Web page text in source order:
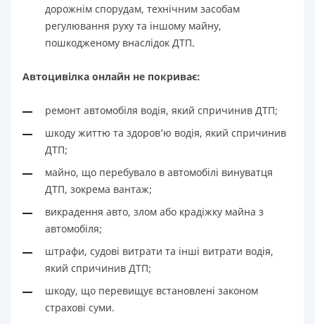
дорожнім спорудам, технічним засобам
регулювання руху та іншому майну,
пошкодженому внаслідок ДТП.
Автоцивілка онлайн не покриває:
ремонт автомобіля водія, який спричинив ДТП;
шкоду життю та здоров’ю водія, який спричинив
ДТП;
майно, що перебувало в автомобілі винуватця
ДТП, зокрема вантаж;
викрадення авто, злом або крадіжку майна з
автомобіля;
штрафи, судові витрати та інші витрати водія,
який спричинив ДТП;
шкоду, що перевищує встановлені законом
страхові суми.